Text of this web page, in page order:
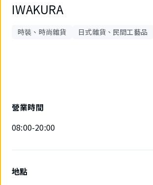
IWAKURA
時裝、時尚雜貨 日式雜貨、民間工藝品
件。
營業時間
08:00-20:00
地點